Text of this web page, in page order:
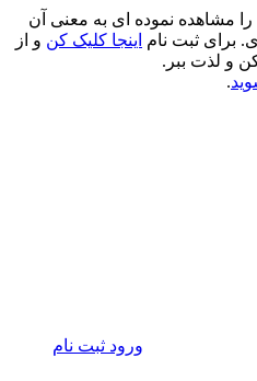
را مشاهده نموده ای به معنی آن
برای ثبت نام اینجا کلیک کن و از
و لذت ببر.
.
ورود ثبت نام